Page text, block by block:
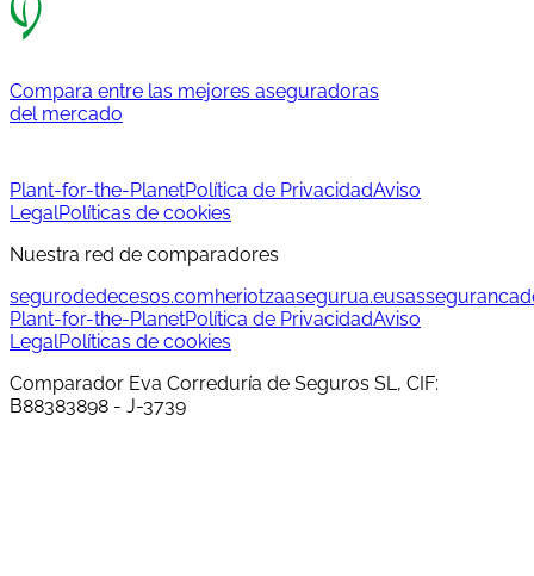
Compara entre las mejores aseguradoras
del mercado
Plant-for-the-PlanetPolítica de PrivacidadAviso
LegalPolíticas de cookies
Nuestra red de comparadores
segurodedecesos.comheriotzaasegurua.eus
Plant-for-the-PlanetPolítica de PrivacidadAviso
LegalPolíticas de cookies
Comparador Eva Correduría de Seguros SL, CIF:
B88383898 - J-3739